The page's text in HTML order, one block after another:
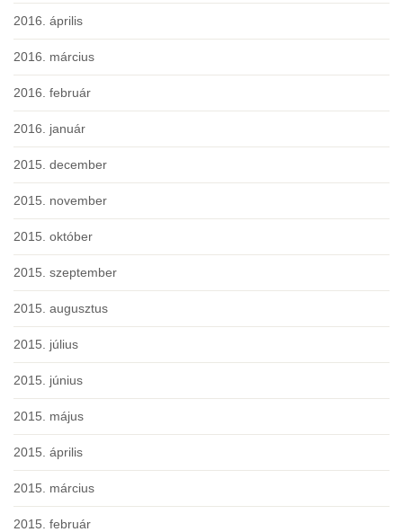
2016. április
2016. március
2016. február
2016. január
2015. december
2015. november
2015. október
2015. szeptember
2015. augusztus
2015. július
2015. június
2015. május
2015. április
2015. március
2015. február